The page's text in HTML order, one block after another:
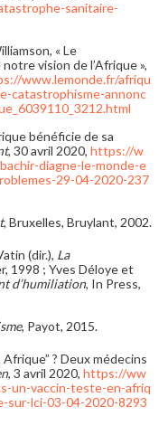
sanitaire-
« Le
vision de l’Afrique »,
www.lemonde.fr/afriqu
catastrophisme-annonc
bénéficie de sa
, 30 avril 2020, https://w
diagne-le-monde-e
29-04-2020-237
, Bruxelles, Bruylant, 2002.
(dir.), La
1998 ; Yves Déloye et
d’humiliation, In Press,
, Payot, 2015.
? Deux médecins
, 3 avril 2020, https://ww
un-vaccin-teste-en-afriq
sur-lci-03-04-2020-8293